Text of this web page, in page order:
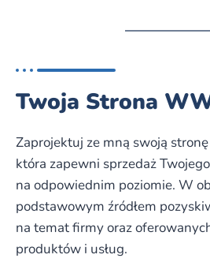
Twoja Strona
Zaprojektuj ze mną swoją
która zapewni sprzedaż
na odpowiednim poziomie. W
podstawowym źródłem
na temat firmy oraz
produktów i usług.